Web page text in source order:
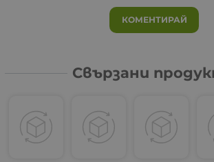
КОМЕНТИРАЙ
Свързани